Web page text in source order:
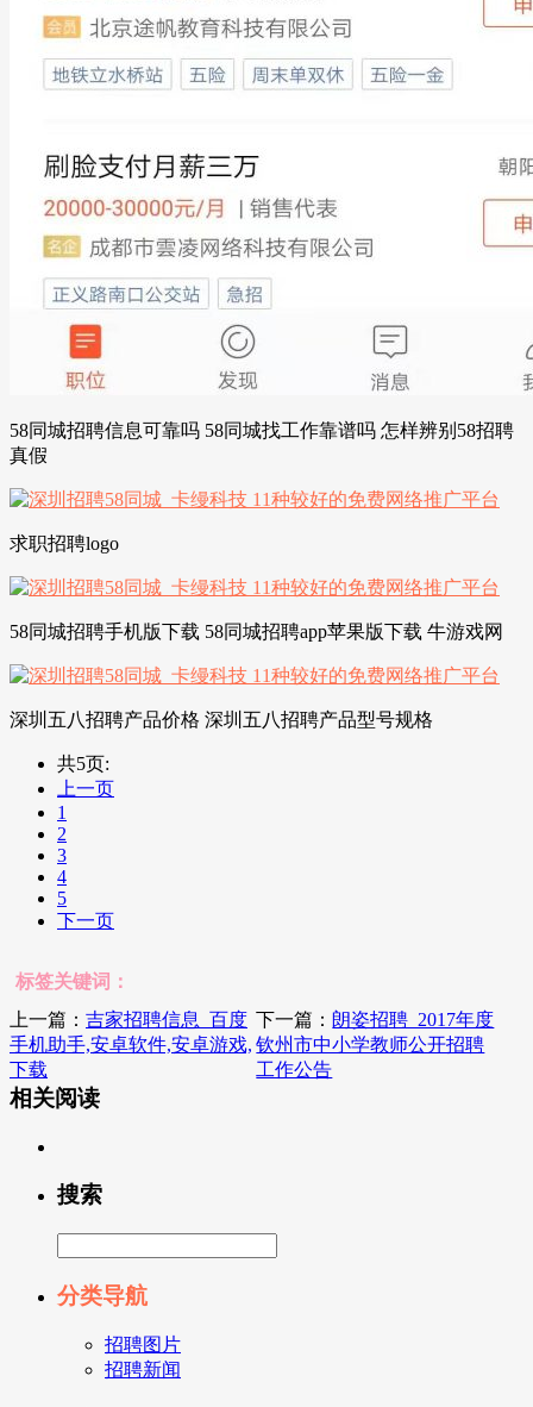
58同城招聘信息可靠吗 58同城找工作靠谱吗 怎样辨别58招聘
真假
求职招聘logo
58同城招聘手机版下载 58同城招聘app苹果版下载 牛游戏网
深圳五八招聘产品价格 深圳五八招聘产品型号规格
共5页:
上一页
1
2
3
4
5
下一页
标签关键词：
上一篇： 吉家招聘信息_百度
手机助手,安卓软件,安卓游戏,
下载
下一篇： 朗姿招聘_2017年度
钦州市中小学教师公开招聘
工作公告
相关阅读
搜索
分类导航
招聘图片
招聘新闻